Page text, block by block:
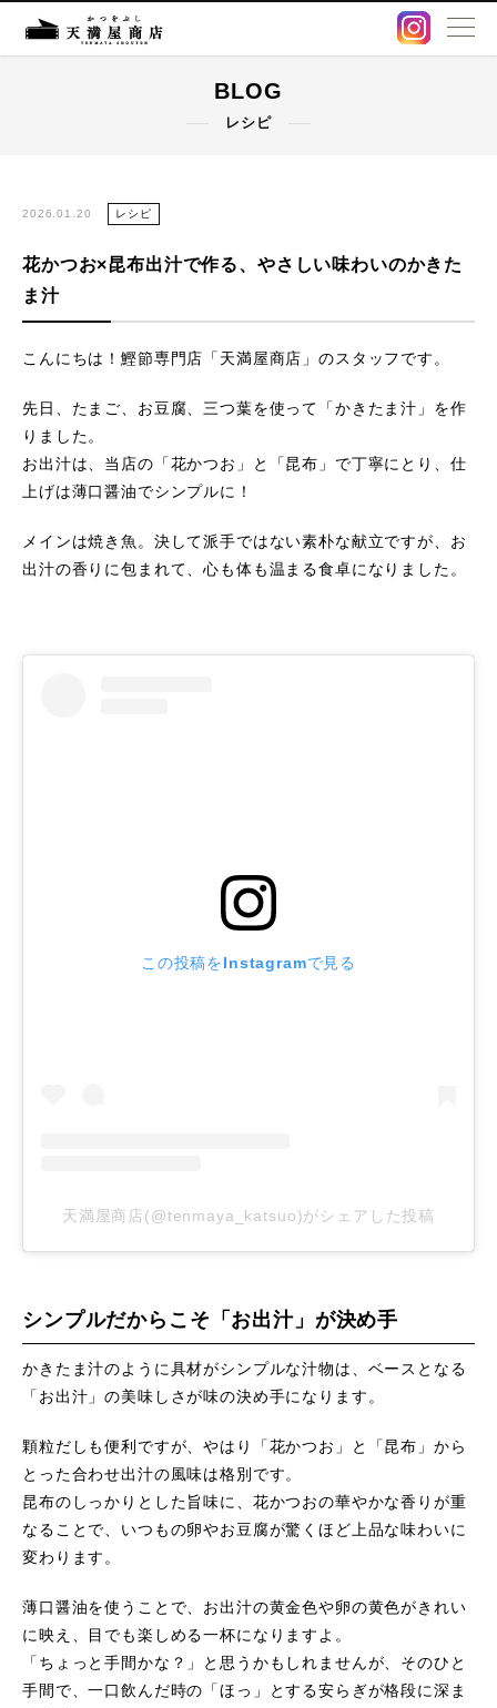
出汁パック
鰹節・削り節
アクセス
BLOG
レシピ
2026.01.20 レシピ
花かつお×昆布出汁で作る、やさしい味わいのかきた
ま汁
こんにちは！鰹節専門店「天満屋商店」のスタッフです。
先日、たまご、お豆腐、三つ葉を使って「かきたま汁」を作
りました。
お出汁は、当店の「花かつお」と「昆布」で丁寧にとり、仕
上げは薄口醤油でシンプルに！
メインは焼き魚。決して派手ではない素朴な献立ですが、お
出汁の香りに包まれて、心も体も温まる食卓になりました。
この投稿をInstagramで見る
天満屋商店(@tenmaya_katsuo)がシェアした投稿
シンプルだからこそ「お出汁」が決め手
かきたま汁のように具材がシンプルな汁物は、ベースとなる
「お出汁」の美味しさが味の決め手になります。
顆粒だしも便利ですが、やはり「花かつお」と「昆布」から
とった合わせ出汁の風味は格別です。
昆布のしっかりとした旨味に、花かつおの華やかな香りが重
なることで、いつもの卵やお豆腐が驚くほど上品な味わいに
変わります。
薄口醤油を使うことで、お出汁の黄金色や卵の黄色がきれい
に映え、目でも楽しめる一杯になりますよ。
「ちょっと手間かな？」と思うかもしれませんが、そのひと
手間で、一口飲んだ時の「ほっ」とする安らぎが格段に深ま